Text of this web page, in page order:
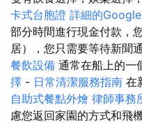
卡式台胞證 詳細的
部分時間進行現金付款，
居），您只需要等待新聞
餐飲設備 通常在船上的一
擇 - 日常清潔服務指南 在
自助式餐點外燴 律師事務
慮您返回家園的方式和飛